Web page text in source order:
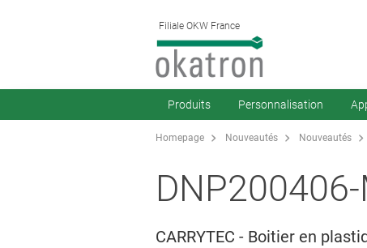
Filiale OKW France
Produits Personnalisation
Homepage Nouveautés Nouveautés
CARRYTEC - Boitier en